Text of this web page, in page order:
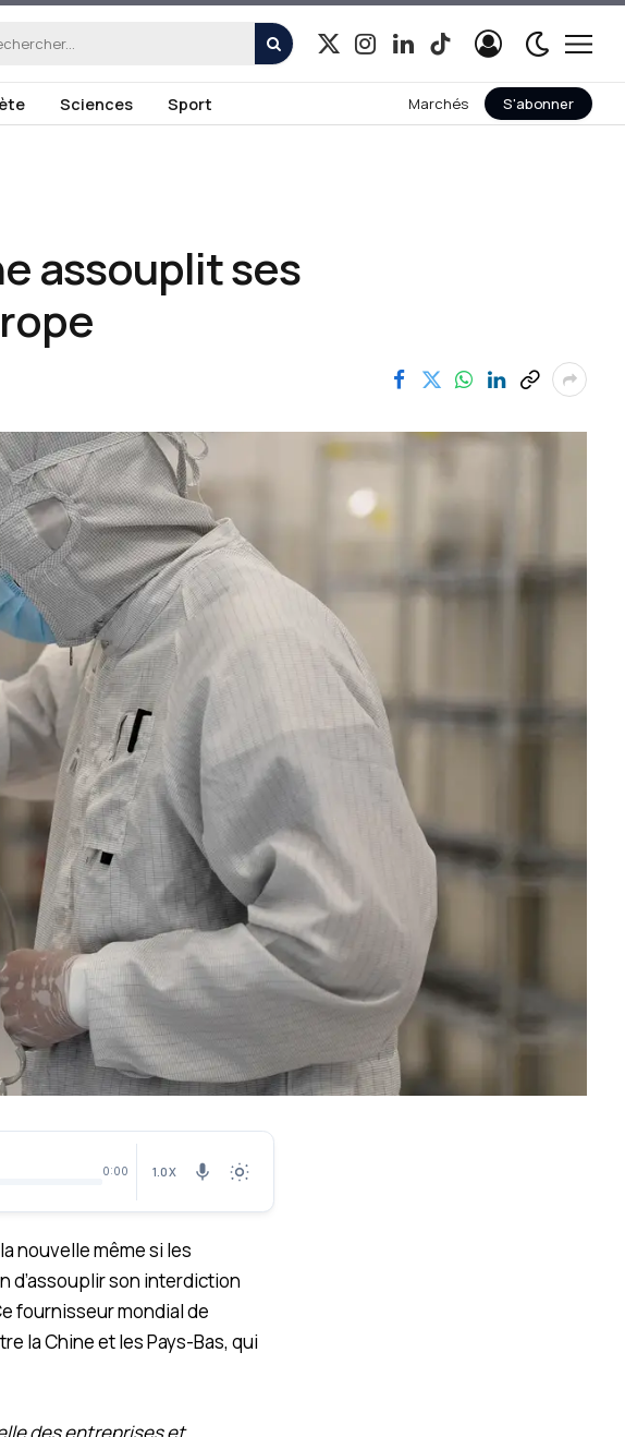
X
Instagram
LinkedInTikTok
Sciences Sport Marchés S'abonner
assouplit ses
0:00 1.0X
nouvelle même si les
d’assouplir son interdiction
fournisseur mondial de
la Chine et les Pays-Bas, qui
des entreprises et